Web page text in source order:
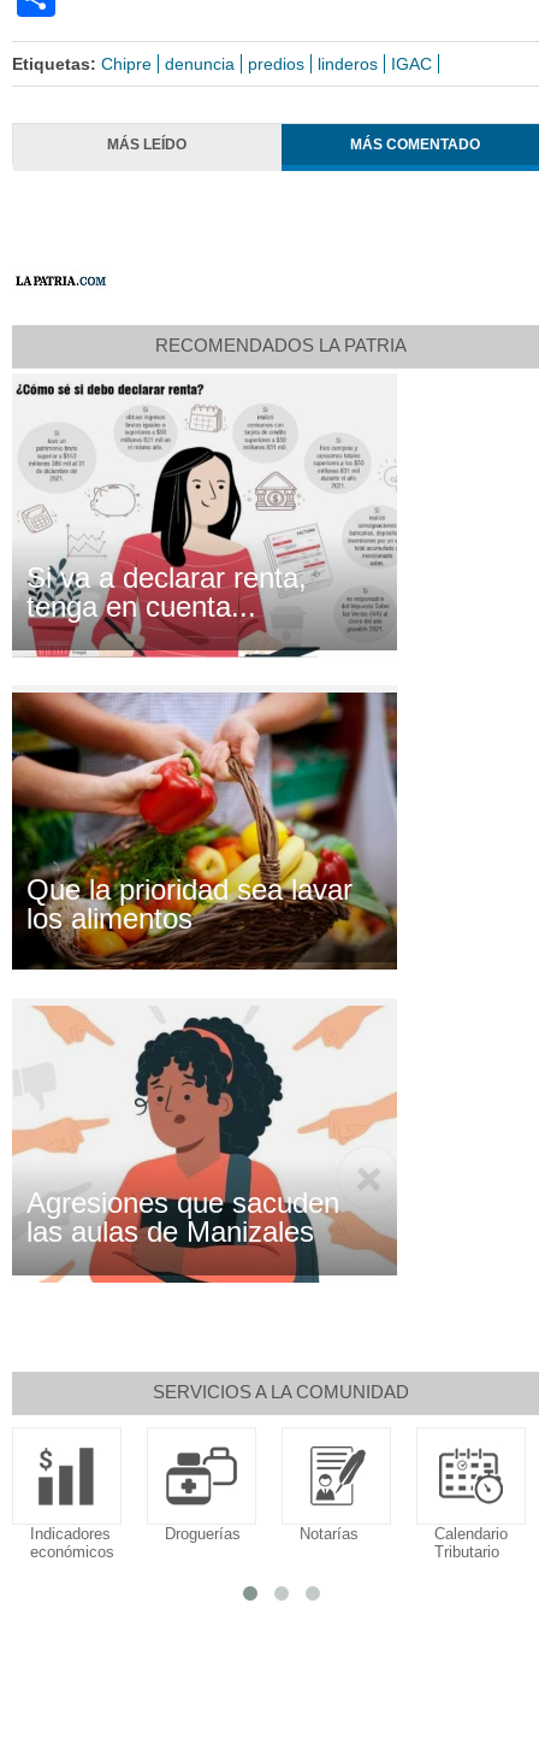
Etiquetas: Chipre denuncia predios linderos IGAC
MÁS LEÍDO MÁS COMENTADO
RECOMENDADOS LA PATRIA
Si va a declarar renta,
tenga en cuenta...
Que la prioridad sea lavar
los alimentos
Agresiones que sacuden
las aulas de Manizales
SERVICIOS A LA COMUNIDAD
Droguerías Notarías
Calendario
Sudoku